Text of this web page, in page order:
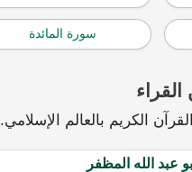
سورة المائدة
الكريم بالعالم الإسلامي.
أبو عبد الله المظفر